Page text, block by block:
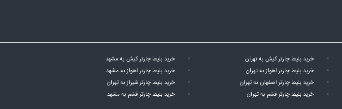
خرید بلیط چارتر کیش به تهران
خرید بلیط چارتر کیش به مشهد
خرید بلیط چارتر اهواز به تهران
خرید بلیط چارتر اهواز به مشهد
خرید بلیط چارتر اصفهان به تهران
خرید بلیط چارتر شیراز به تهران
خرید بلیط چارتر قشم به تهران خرید بلیط چارتر قشم به مشهد